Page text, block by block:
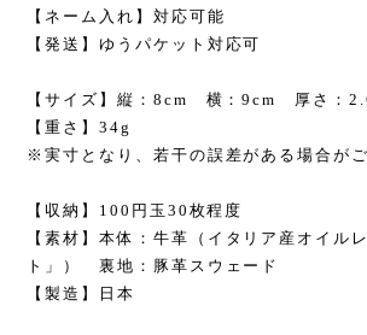
【ネーム入れ】対応可能
【発送】ゆうパケット対応可
【サイズ】縦：8cm 横：9cm 厚さ：
【重さ】34g
※実寸となり、若干の誤差がある場合がご
【収納】100円玉30枚程度
【素材】本体：牛革（イタリア産オイル
ト」） 裏地：豚革スウェード
【製造】日本